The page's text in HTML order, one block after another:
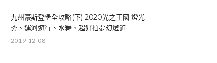
九州豪斯登堡全攻略(下) 2020光之王國 燈光
秀、運河遊行、水舞、超好拍夢幻燈飾
2019-12-08